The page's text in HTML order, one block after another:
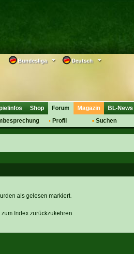
Deutsch
Bundesliga
Shop
Forum
Profil
Anmelden
Suchen
Magazin BL-News
als gelesen markiert.
zum Index zurückzukehren